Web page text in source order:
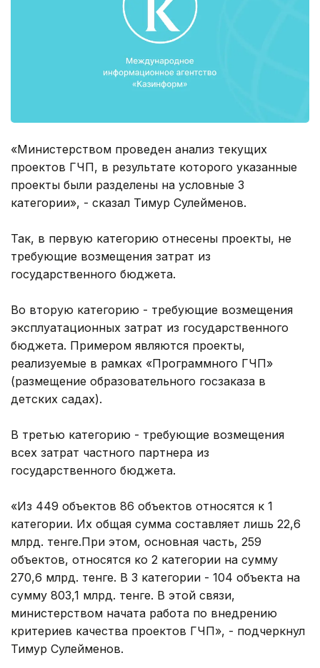
«Министерством проведен анализ текущих
проектов ГЧП, в результате которого указанные
проекты были разделены на условные 3
категории», - сказал Тимур Сулейменов.
Так, в первую категорию отнесены проекты, не
требующие возмещения затрат из
государственного бюджета.
Во вторую категорию - требующие возмещения
эксплуатационных затрат из государственного
бюджета. Примером являются проекты,
реализуемые в рамках «Программного ГЧП»
(размещение образовательного госзаказа в
детских садах).
В третью категорию - требующие возмещения
всех затрат частного партнера из
государственного бюджета.
«Из 449 объектов 86 объектов относятся к 1
категории. Их общая сумма составляет лишь 22,6
млрд. тенге.При этом, основная часть, 259
объектов, относятся ко 2 категории на сумму
270,6 млрд. тенге. В 3 категории - 104 объекта на
сумму 803,1 млрд. тенге. В этой связи,
министерством начата работа по внедрению
критериев качества проектов ГЧП», - подчеркнул
Тимур Сулейменов.